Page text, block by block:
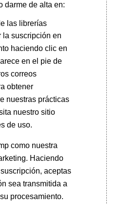
darme de alta en:
las librerías
la suscripción en
haciendo clic en
en el pie de
correos
obtener
nuestras prácticas
nuestro sitio
de uso.
como nuestra
Haciendo
aceptas
sea transmitida a
procesamiento.